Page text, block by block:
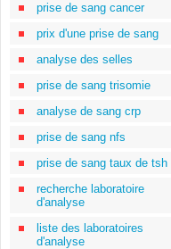
prise de sang cancer
prix d'une prise de sang
analyse des selles
prise de sang trisomie
analyse de sang crp
prise de sang nfs
prise de sang taux de tsh
recherche laboratoire
d'analyse
liste des laboratoires
d'analyse